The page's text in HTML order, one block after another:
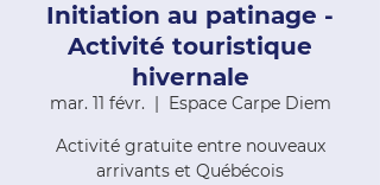
Initiation au patinage -
Activité touristique
hivernale
mar. 11 févr.
  |
Espace Carpe Diem
Activité gratuite entre nouveaux
arrivants et Québécois